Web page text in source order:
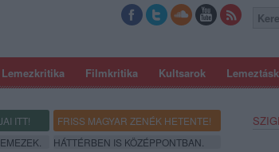
Lemezkritika Filmkritika Kultsarok
ITT!
FRISS MAGYAR ZENÉK HETENTE!
HÁTTÉRBEN IS KÖZÉPPONTBAN.